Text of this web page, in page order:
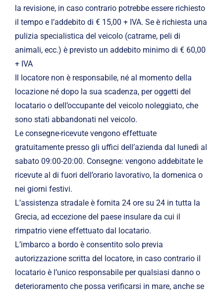
la revisione, in caso contrario potrebbe essere richiesto
il tempo e l’addebito di € 15,00 + IVA. Se è richiesta una
pulizia specialistica del veicolo (catrame, peli di
animali, ecc.) è previsto un addebito minimo di € 60,00
+ IVA
Il locatore non è responsabile, né al momento della
locazione né dopo la sua scadenza, per oggetti del
locatario o dell’occupante del veicolo noleggiato, che
sono stati abbandonati nel veicolo.
Le consegne-ricevute vengono effettuate
gratuitamente presso gli uffici dell’azienda dal lunedì al
sabato 09:00-20:00. Consegne: vengono addebitate le
ricevute al di fuori dell’orario lavorativo, la domenica o
nei giorni festivi.
L’assistenza stradale è fornita 24 ore su 24 in tutta la
Grecia, ad eccezione del paese insulare da cui il
rimpatrio viene effettuato dal locatario.
L’imbarco a bordo è consentito solo previa
autorizzazione scritta del locatore, in caso contrario il
locatario è l’unico responsabile per qualsiasi danno o
deterioramento che possa verificarsi in mare, anche se